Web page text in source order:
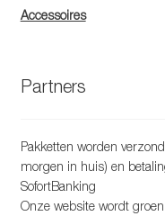
Accessoires
Partners
Pakketten worden
morgen in huis) en
SofortBanking
Onze website wordt